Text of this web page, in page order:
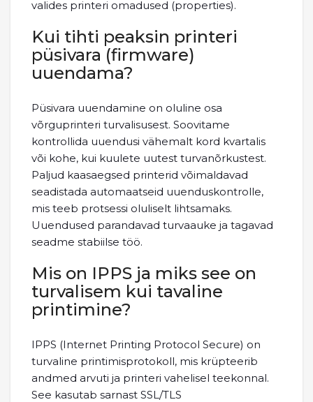
valides printeri omadused (properties).
Kui tihti peaksin printeri
püsivara (firmware)
uuendama?
Püsivara uuendamine on oluline osa
võrguprinteri turvalisusest. Soovitame
kontrollida uuendusi vähemalt kord kvartalis
või kohe, kui kuulete uutest turvanõrkustest.
Paljud kaasaegsed printerid võimaldavad
seadistada automaatseid uuenduskontrolle,
mis teeb protsessi oluliselt lihtsamaks.
Uuendused parandavad turvaauke ja tagavad
seadme stabiilse töö.
Mis on IPPS ja miks see on
turvalisem kui tavaline
printimine?
IPPS (Internet Printing Protocol Secure) on
turvaline printimisprotokoll, mis krüpteerib
andmed arvuti ja printeri vahelisel teekonnal.
See kasutab sarnast SSL/TLS